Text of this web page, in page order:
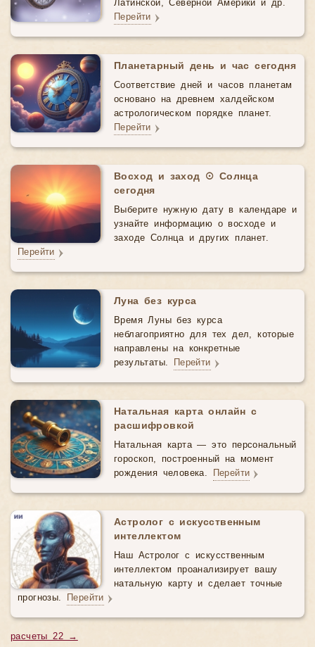
Латинской, Северной Америки и др.
Перейти
Планетарный день и час сегодня
Соответствие дней и часов планетам
основано на древнем халдейском
астрологическом порядке планет.
Перейти
Восход и заход ☉ Солнца
сегодня
Выберите нужную дату в календаре и
узнайте информацию о восходе и
заходе Солнца и других планет.
Перейти
Луна без курса
Время Луны без курса
неблагоприятно для тех дел, которые
направлены на конкретные
результаты. Перейти
Натальная карта онлайн с
расшифровкой
Натальная карта — это персональный
гороскоп, построенный на момент
рождения человека. Перейти
Астролог с искусственным
интеллектом
Наш Астролог с искусственным
интеллектом проанализирует вашу
натальную карту и сделает точные
прогнозы. Перейти
расчеты 22 →